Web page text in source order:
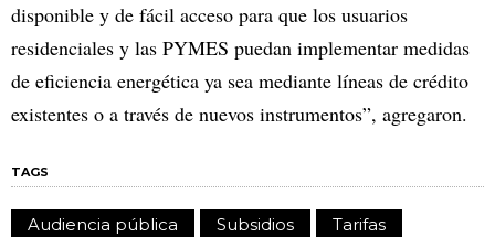
disponible y de fácil acceso para que los usuarios
residenciales y las PYMES puedan implementar medidas
de eficiencia energética ya sea mediante líneas de crédito
existentes o a través de nuevos instrumentos”, agregaron.
TAGS
Audiencia pública Subsidios Tarifas